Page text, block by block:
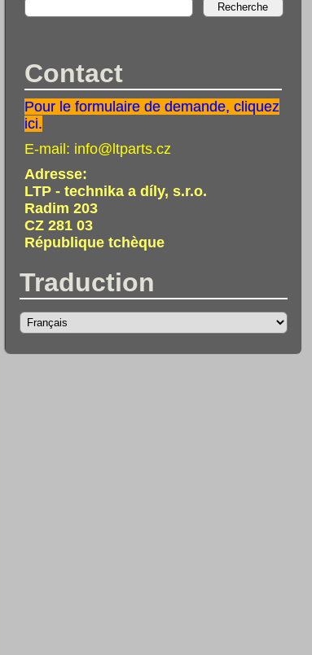
Contact
Pour le formulaire de demande, cliquez
ici.
E-mail: info@ltparts.cz
Adresse:
LTP - technika a díly, s.r.o.
Radim 203
CZ 281 03
République tchèque
Traduction